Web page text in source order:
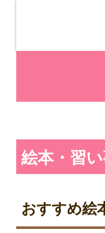
絵本・習
おすすめ絵